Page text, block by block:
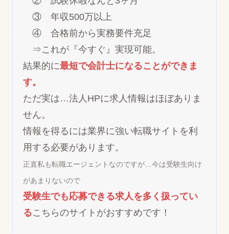
③ 年収500万以上
④ 合格前から実務要件充足
⇒これが『今すぐ』実現可能。
結果的に最短で会計士になることができま
す。
ただ実は…法人HPに求人情報はほぼありま
せん。
情報を得るには業界に強い転職サイトを利
用する必要があります。
正直私も転職エージェントなのですが…今は受験生向け
があまりないので
受験生でも応募できる求人を多く扱ってい
るこちらのサイトがおすすめです！